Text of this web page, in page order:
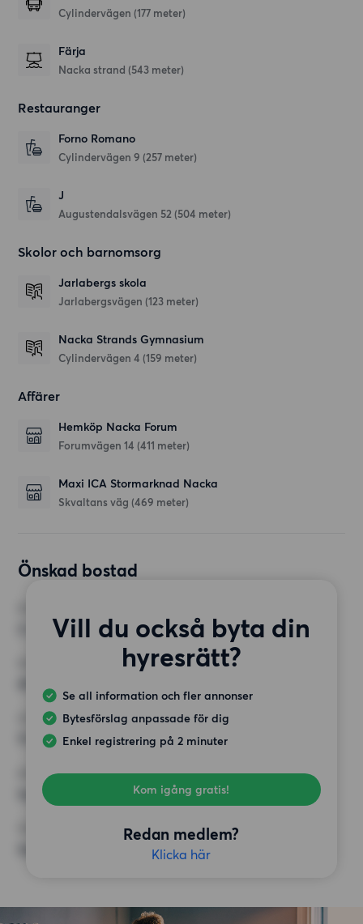
Cylindervägen (177 meter)
Färja
Nacka strand (543 meter)
Restauranger
Forno Romano
Cylindervägen 9 (257 meter)
J
Augustendalsvägen 52 (504 meter)
Skolor och barnomsorg
Jarlabergs skola
Jarlabergsvägen (123 meter)
Nacka Strands Gymnasium
Cylindervägen 4 (159 meter)
Affärer
Hemköp Nacka Forum
Forumvägen 14 (411 meter)
Maxi ICA Stormarknad Nacka
Skvaltans väg (469 meter)
Önskad bostad
Vill du också byta din
hyresrätt?
Se all information och fler annonser
Bytesförslag anpassade för dig
Enkel registrering på 2 minuter
Kom igång gratis!
Redan medlem?
Klicka här
MINST ANTAL KVADRATMETER
HÖGSTA HYRA
11 000 kr
Inga speciella krav
ÖVRIGA PREFERENSER
Inga speciella preferenser